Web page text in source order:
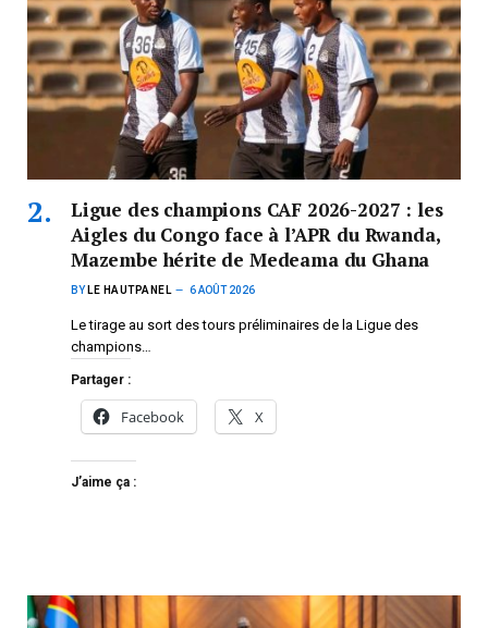
Ligue des champions CAF 2026-2027 : les
Aigles du Congo face à l’APR du Rwanda,
Mazembe hérite de Medeama du Ghana
BY LE HAUTPANEL 6 AOÛT 2026
Le tirage au sort des tours préliminaires de la Ligue des
champions…
Partager :
Facebook X
J’aime ça :